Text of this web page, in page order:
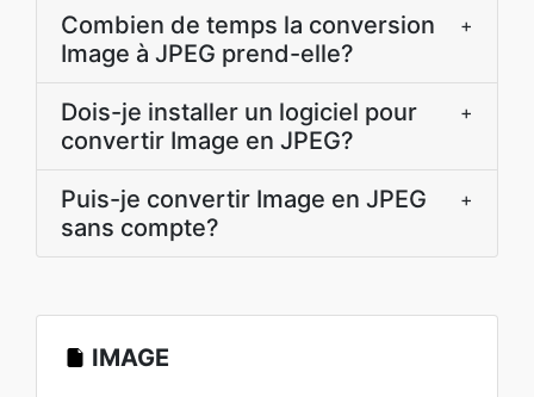
Combien de temps la conversion
Image à JPEG prend-elle?
+
Dois-je installer un logiciel pour
convertir Image en JPEG?
+
Puis-je convertir Image en JPEG
sans compte?
+
IMAGE